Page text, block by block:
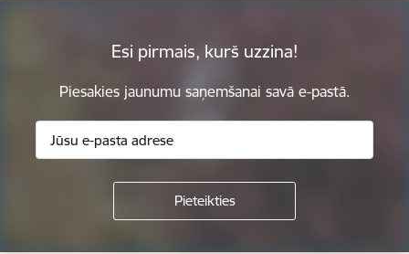
Esi pirmais, kurš uzzina!
Piesakies jaunumu saņemšanai savā e-pastā.